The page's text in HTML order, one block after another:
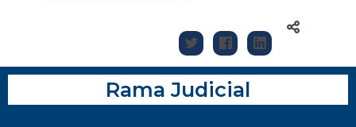
Rama Judicial